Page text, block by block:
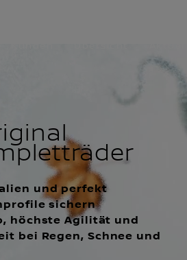
und perfekt
sichern
höchste Agilität und
bei Regen, Schnee und